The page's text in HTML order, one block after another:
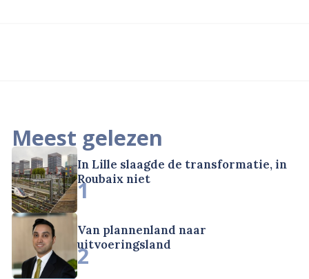
Meest gelezen
In Lille slaagde de transformatie, in
Roubaix niet
1
Van plannenland naar
uitvoeringsland
2